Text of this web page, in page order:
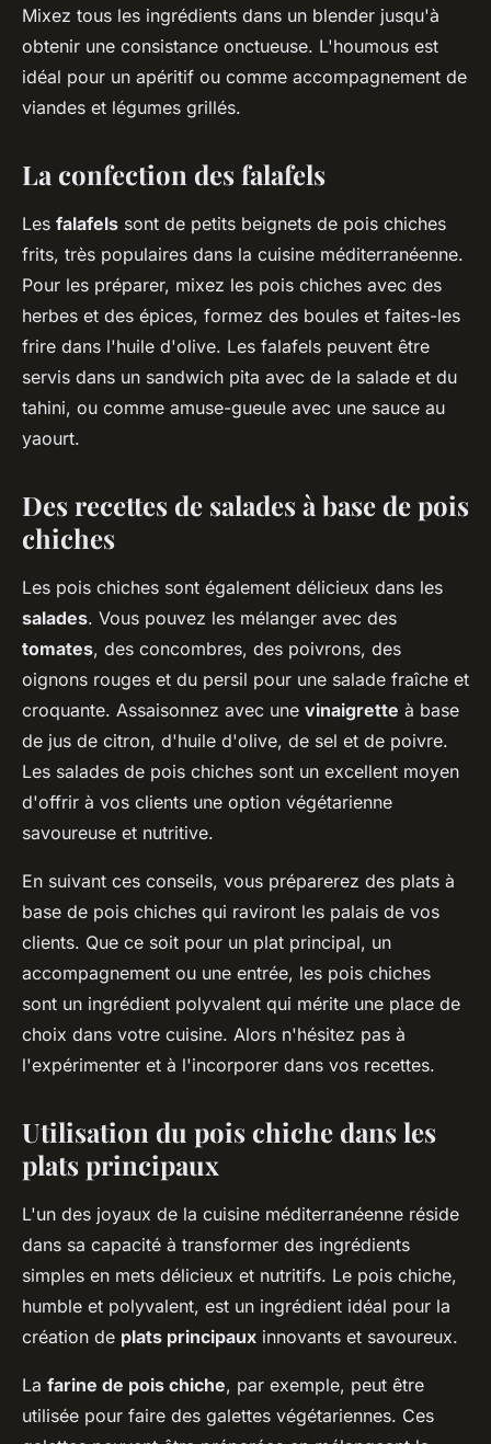
Mixez tous les ingrédients dans un blender jusqu'à
obtenir une consistance onctueuse. L'houmous est
idéal pour un apéritif ou comme accompagnement de
viandes et légumes grillés.
La confection des falafels
Les falafels sont de petits beignets de pois chiches
frits, très populaires dans la cuisine méditerranéenne.
Pour les préparer, mixez les pois chiches avec des
herbes et des épices, formez des boules et faites-les
frire dans l'huile d'olive. Les falafels peuvent être
servis dans un sandwich pita avec de la salade et du
tahini, ou comme amuse-gueule avec une sauce au
yaourt.
Des recettes de salades à base de pois
chiches
Les pois chiches sont également délicieux dans les
salades. Vous pouvez les mélanger avec des
tomates, des concombres, des poivrons, des
oignons rouges et du persil pour une salade fraîche et
croquante. Assaisonnez avec une vinaigrette à base
de jus de citron, d'huile d'olive, de sel et de poivre.
Les salades de pois chiches sont un excellent moyen
d'offrir à vos clients une option végétarienne
savoureuse et nutritive.
En suivant ces conseils, vous préparerez des plats à
base de pois chiches qui raviront les palais de vos
clients. Que ce soit pour un plat principal, un
accompagnement ou une entrée, les pois chiches
sont un ingrédient polyvalent qui mérite une place de
choix dans votre cuisine. Alors n'hésitez pas à
l'expérimenter et à l'incorporer dans vos recettes.
Utilisation du pois chiche dans les
plats principaux
L'un des joyaux de la cuisine méditerranéenne réside
dans sa capacité à transformer des ingrédients
simples en mets délicieux et nutritifs. Le pois chiche,
humble et polyvalent, est un ingrédient idéal pour la
création de plats principaux innovants et savoureux.
La farine de pois chiche, par exemple, peut être
utilisée pour faire des galettes végétariennes. Ces